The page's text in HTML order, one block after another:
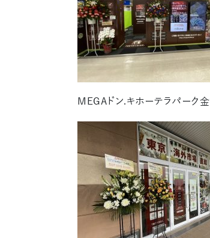
MEGAドン.キホーテラパーク